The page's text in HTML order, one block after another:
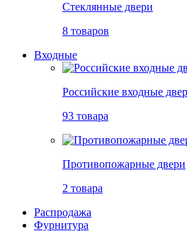
Стеклянные двери
8 товаров
Входные
Российские входные
93 товара
Противопожарные двери
2 товара
Распродажа
Фурнитура